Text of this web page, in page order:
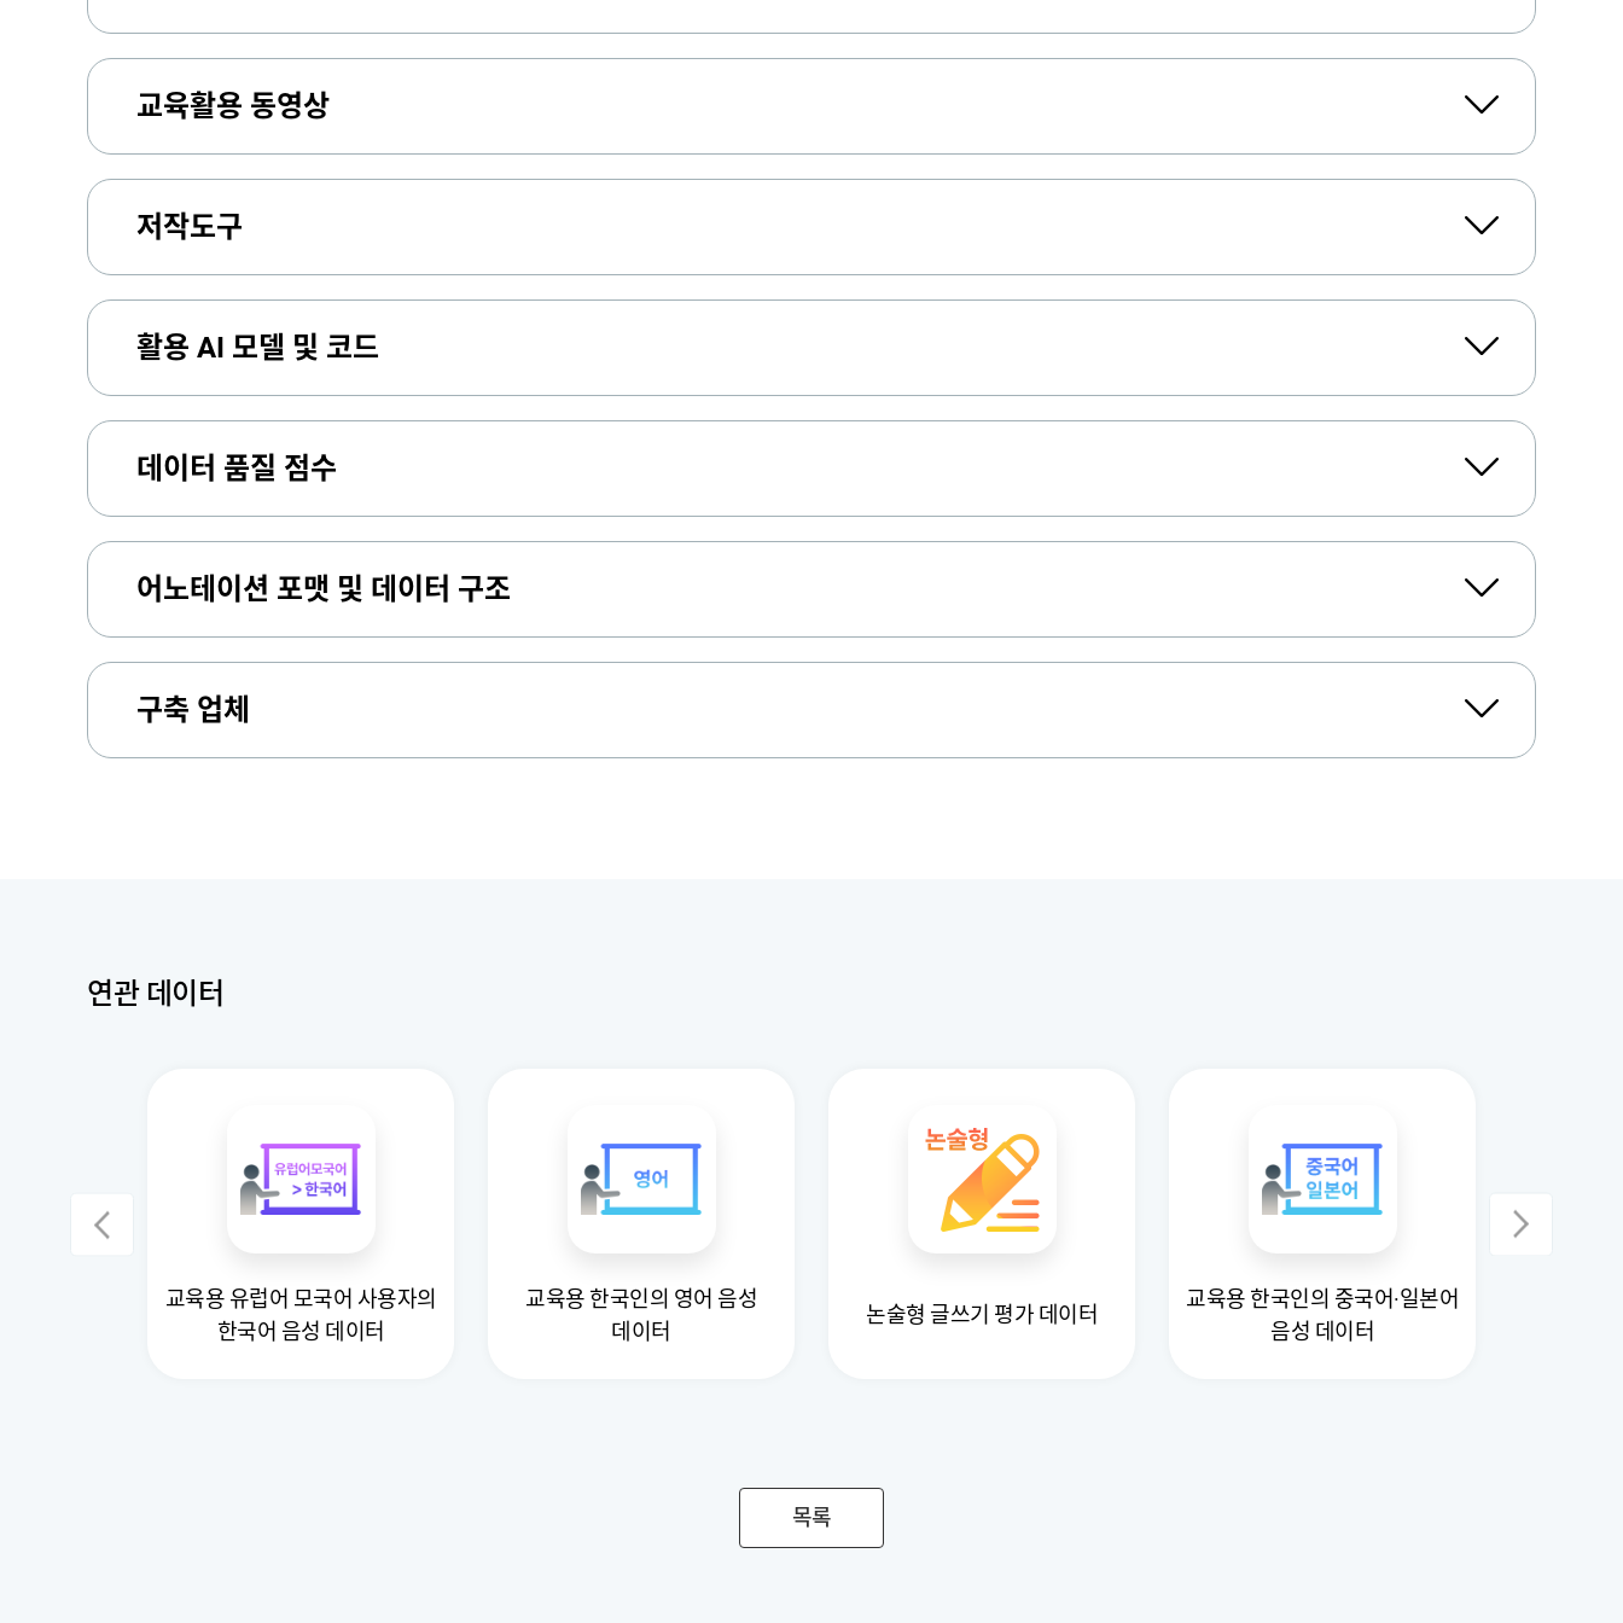
교육활용 동영상
저작도구
활용 AI 모델 및 코드
데이터 품질 점수
어노테이션 포맷 및 데이터 구조
구축 업체
연관 데이터
교육용 유럽어 모국어 사용자의
한국어 음성 데이터
교육용 한국인의 영어 음성
데이터
논술형 글쓰기 평가 데이터
교육용 한국인의 중국어·일본어
음성 데이터
목록